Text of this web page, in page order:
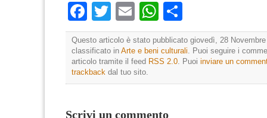
Facebook
TwitterEmailWhatsApp
Questo articolo è stato pubblicato giovedì, 28
classificato in Arte e beni culturali. Puoi seguire i
articolo tramite il feed RSS 2.0. Puoi inviare un
trackback dal tuo sito.
Scrivi un commento